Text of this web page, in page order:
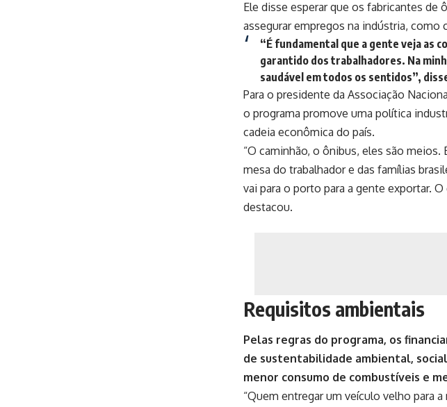
Ele disse esperar que os fabricantes de
assegurar empregos na indústria, como
“É fundamental que a gente veja as
garantido dos trabalhadores. Na
saudável em todos os sentidos”,
Para o presidente da Associação
o programa promove uma política
cadeia econômica do país.
“O caminhão, o ônibus, eles são meios.
mesa do trabalhador e das famílias
vai para o porto para a gente exportar.
destacou.
Requisitos ambientais
Pelas regras do programa, os
de sustentabilidade ambiental,
menor consumo de combustíveis e
“Quem entregar um veículo velho para